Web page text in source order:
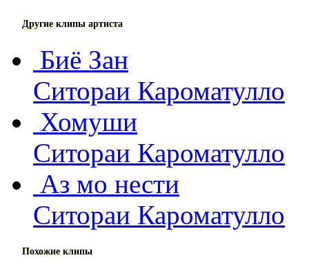
Другие клипы артиста
Биё Зан
Ситораи Кароматулло
Хомуши
Ситораи Кароматулло
Аз мо нести
Ситораи Кароматулло
Похожие клипы